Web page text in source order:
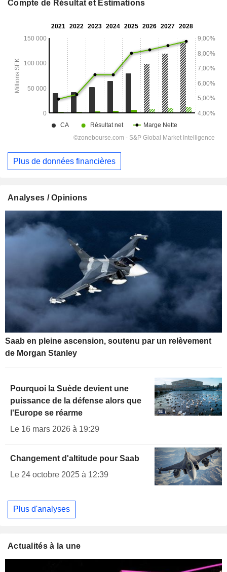
Compte de Résultat et Estimations
Plus de données financières
Analyses / Opinions
Saab en pleine ascension, soutenu par un relèvement
de Morgan Stanley
Pourquoi la Suède devient une
puissance de la défense alors que
l'Europe se réarme
Le 16 mars 2026 à 19:29
Changement d'altitude pour Saab
Le 24 octobre 2025 à 12:39
Plus d'analyses
Actualités à la une